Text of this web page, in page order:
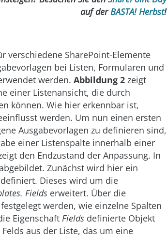
auf derBASTA! Herbst!
verschiedene SharePoint-Elemente
bei Listen, Formularen und
werden. Abbildung 2 zeigt
einer Listenansicht, die durch
können. Wie hier erkennbar ist,
werden. Um nun einen ersten
Ausgabevorlagen zu definieren sind,
einer Listenspalte innerhalb einer
den Endzustand der Anpassung. In
Zunächst wird hier ein
definiert. Dieses wird um die
Fields erweitert. Über die
werden, wie einzelne Spalten
Eigenschaft Fields definierte Objekt
aus der Liste, das um eine